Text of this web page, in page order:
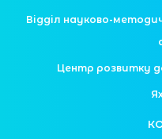
Відділ науково-
Центр розвитку